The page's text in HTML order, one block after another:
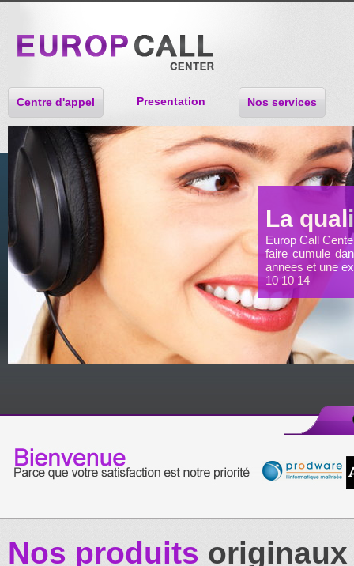
Centre d'appel Presentation Nos services
La
Europ Call
faire cumule
annees et une
10 10 14
Nos produits originaux